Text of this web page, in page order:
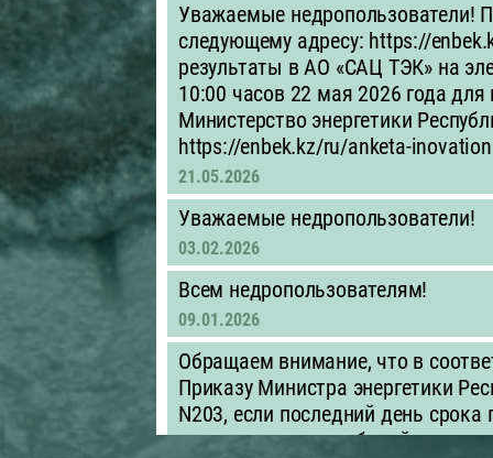
Уважаемые недропользователи!
следующему адресу: https://
результаты в АО «САЦ ТЭК» на
10:00 часов 22 мая 2026 года
Министерство энергетики
https://enbek.kz/ru/anketa-
21.05.2026
Уважаемые недропользователи!
03.02.2026
Всем недропользователям!
09.01.2026
Обращаем внимание, что в
Приказу Министра энергетики
N203, если последний день
приходится на нерабочий день,